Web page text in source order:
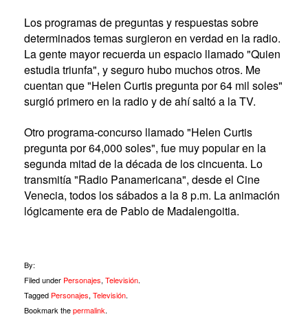
Los programas de preguntas y respuestas sobre
determinados temas surgieron en verdad en la radio.
La gente mayor recuerda un espacio llamado "Quien
estudia triunfa", y seguro hubo muchos otros. Me
cuentan que "Helen Curtis pregunta por 64 mil soles"
surgió primero en la radio y de ahí saltó a la TV.
Otro programa-concurso llamado "Helen Curtis
pregunta por 64,000 soles", fue muy popular en la
segunda mitad de la década de los cincuenta. Lo
transmitía "Radio Panamericana", desde el Cine
Venecia, todos los sábados a la 8 p.m. La animación
lógicamente era de Pablo de Madalengoitia.
By:
Filed under Personajes, Televisión.
Tagged Personajes, Televisión.
Bookmark thepermalink.